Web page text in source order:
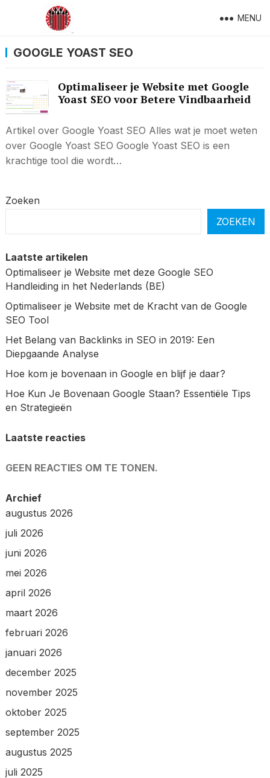
MENU
GOOGLE YOAST SEO
Optimaliseer je Website met Google
Yoast SEO voor Betere Vindbaarheid
Artikel over Google Yoast SEO Alles wat je moet weten
over Google Yoast SEO Google Yoast SEO is een
krachtige tool die wordt…
Zoeken
ZOEKEN
Laatste artikelen
Optimaliseer je Website met deze Google SEO
Handleiding in het Nederlands (BE)
Optimaliseer je Website met de Kracht van de Google
SEO Tool
Het Belang van Backlinks in SEO in 2019: Een
Diepgaande Analyse
Hoe kom je bovenaan in Google en blijf je daar?
Hoe Kun Je Bovenaan Google Staan? Essentiële Tips
en Strategieën
Laatste reacties
GEEN REACTIES OM TE TONEN.
Archief
augustus 2026
juli 2026
juni 2026
mei 2026
april 2026
maart 2026
februari 2026
januari 2026
december 2025
november 2025
oktober 2025
september 2025
augustus 2025
juli 2025